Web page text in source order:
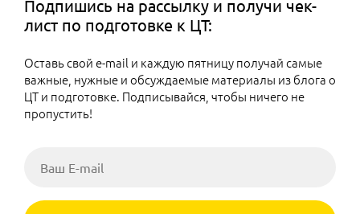
Подпишись на рассылку и получи чек-
лист по подготовке к ЦТ:
Оставь свой e-mail и каждую пятницу получай самые
важные, нужные и обсуждаемые материалы из блога о
ЦТ и подготовке. Подписывайся, чтобы ничего не
пропустить!